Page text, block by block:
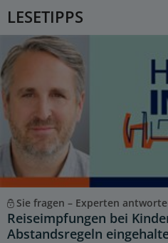
LESETIPPS
Sie fragen – Experten
Reiseimpfungen bei
Abstandsregeln